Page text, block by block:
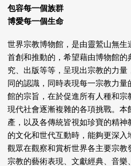
包容每一個族群
博愛每一個生命
世界宗教博物館，是由靈鷲山無生
首創和推動的，希望藉由博物館的
究、出版等等，呈現出宗教的力
同的認識，同時表現每一宗教力
館的宗旨，在於促進所有人種和宗
現代社會逐漸複雜的各項挑戰。本
產，以及各傳統皆視如珍寶的精神
的文化和世代互動時，能夠更深入
觀眾在觀察和賞析世界各主要宗教
宗教的藝術表現、文獻經典、音樂